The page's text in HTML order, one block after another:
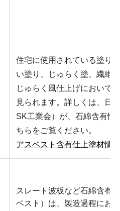
住宅に使用されている塗り
い塗り、じゅらく塗、繊維
じゅらく風仕上げにおいて
見られます。詳しくは、日
SK工業会）が、石綿含有情
ちらをご覧ください。
アスベスト含有仕上塗材情
スレート波板など石綿含有
ベスト）は、製造過程にお